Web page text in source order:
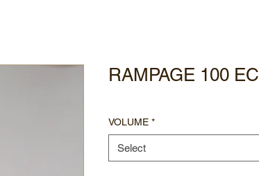
RAMPAGE 100 EC
VOLUME *
Select